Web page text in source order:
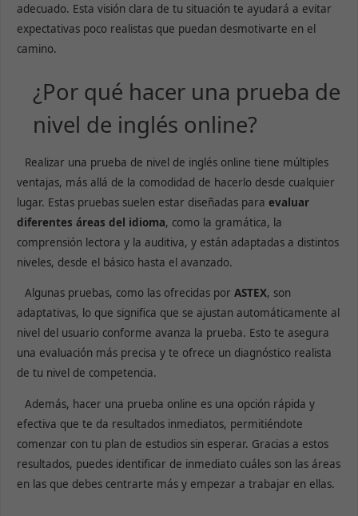
adecuado. Esta visión clara de tu situación te ayudará a evitar
expectativas poco realistas que puedan desmotivarte en el
camino.
¿Por qué hacer una prueba de
nivel de inglés online?
Realizar una prueba de nivel de inglés online tiene múltiples
ventajas, más allá de la comodidad de hacerlo desde cualquier
lugar. Estas pruebas suelen estar diseñadas paraevaluar
diferentes áreas del idioma, como la gramática, la
comprensión lectora y la auditiva, y están adaptadas a distintos
niveles, desde el básico hasta el avanzado.
Algunas pruebas, como las ofrecidas porASTEX, son
adaptativas, lo que significa que se ajustan automáticamente al
nivel del usuario conforme avanza la prueba. Esto te asegura
una evaluación más precisa y te ofrece un diagnóstico realista
de tu nivel de competencia.
Además, hacer una prueba online es una opción rápida y
efectiva que te da resultados inmediatos, permitiéndote
comenzar con tu plan de estudios sin esperar. Gracias a estos
resultados, puedes identificar de inmediato cuáles son las áreas
en las que debes centrarte más y empezar a trabajar en ellas.